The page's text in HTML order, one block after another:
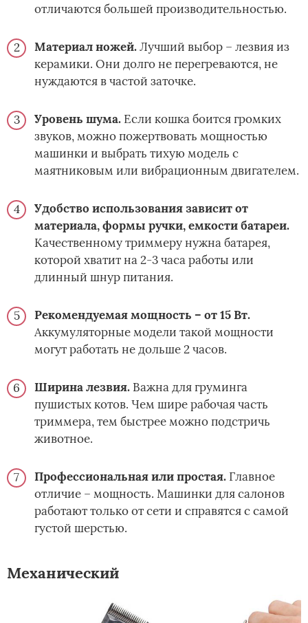
отличаются большей производительностью.
Материал ножей.Лучший выбор – лезвия из
керамики. Они долго не перегреваются, не
нуждаются в частой заточке.
Уровень шума. Если кошка боится громких
звуков, можно пожертвовать мощностью
машинки и выбрать тихую модель с
маятниковым или вибрационным двигателем.
Удобство использования зависит от
материала, формы ручки, емкости батареи.
Качественному триммеру нужна батарея,
которой хватит на 2-3 часа работы или
длинный шнур питания.
Рекомендуемая мощность – от 15 Вт.
Аккумуляторные модели такой мощности
могут работать не дольше 2 часов.
Ширина лезвия. Важна для груминга
пушистых котов. Чем шире рабочая часть
триммера, тем быстрее можно подстричь
животное.
Профессиональная или простая. Главное
отличие – мощность. Машинки для салонов
работают только от сети и справятся с самой
густой шерстью.
Механический